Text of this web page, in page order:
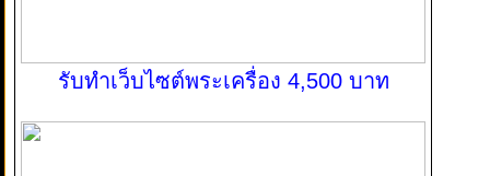
รับทำเว็บไซต์พระเครื่อง 4,500 บาท